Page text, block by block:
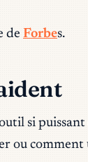
de Forbes.
si
ou comment